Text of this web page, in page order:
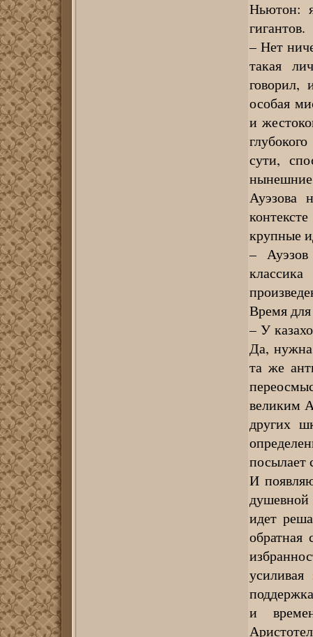
Ньютон:
гигантов.
– Нет
такая
говорил,
особая
и
сути,
Ауэзова
крупные
–
Время для
– У
Да, нужна
та же
великим
других
посылает
И
душевной
идет
обратная
и